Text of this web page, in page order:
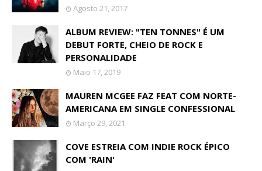
Agosto 21, 2017
ALBUM REVIEW: "TEN TONNES" É UM
DEBUT FORTE, CHEIO DE ROCK E
PERSONALIDADE
Maio 17, 2019
MAUREN MCGEE FAZ FEAT COM NORTE-
AMERICANA EM SINGLE CONFESSIONAL
Março 29, 2021
COVE ESTREIA COM INDIE ROCK ÉPICO
COM 'RAIN'